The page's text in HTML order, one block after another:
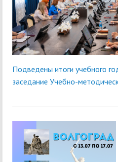
Подведены итоги учебного
заседание Учебно-